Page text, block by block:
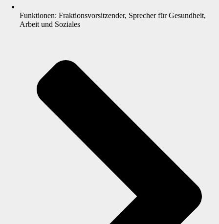
Funktionen: Fraktionsvorsitzender, Sprecher für Gesundheit,
Arbeit und Soziales